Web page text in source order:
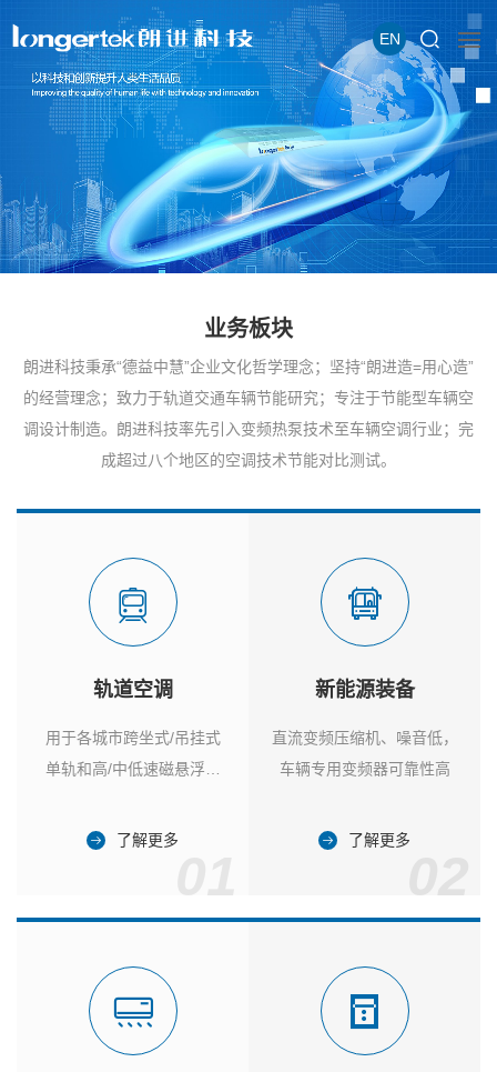
EN
业务板块
朗进科技秉承“德益中慧”企业文化哲学理念；坚持“朗进造=用心造”
的经营理念；致力于轨道交通车辆节能研究；专注于节能型车辆空
调设计制造。朗进科技率先引入变频热泵技术至车辆空调行业；完
成超过八个地区的空调技术节能对比测试。
轨道空调
用于各城市跨坐式/吊挂式
单轨和高/中低速磁悬浮列
了解更多
新能源装备
直流变频压缩机、噪音低，
车辆专用变频器可靠性高
了解更多